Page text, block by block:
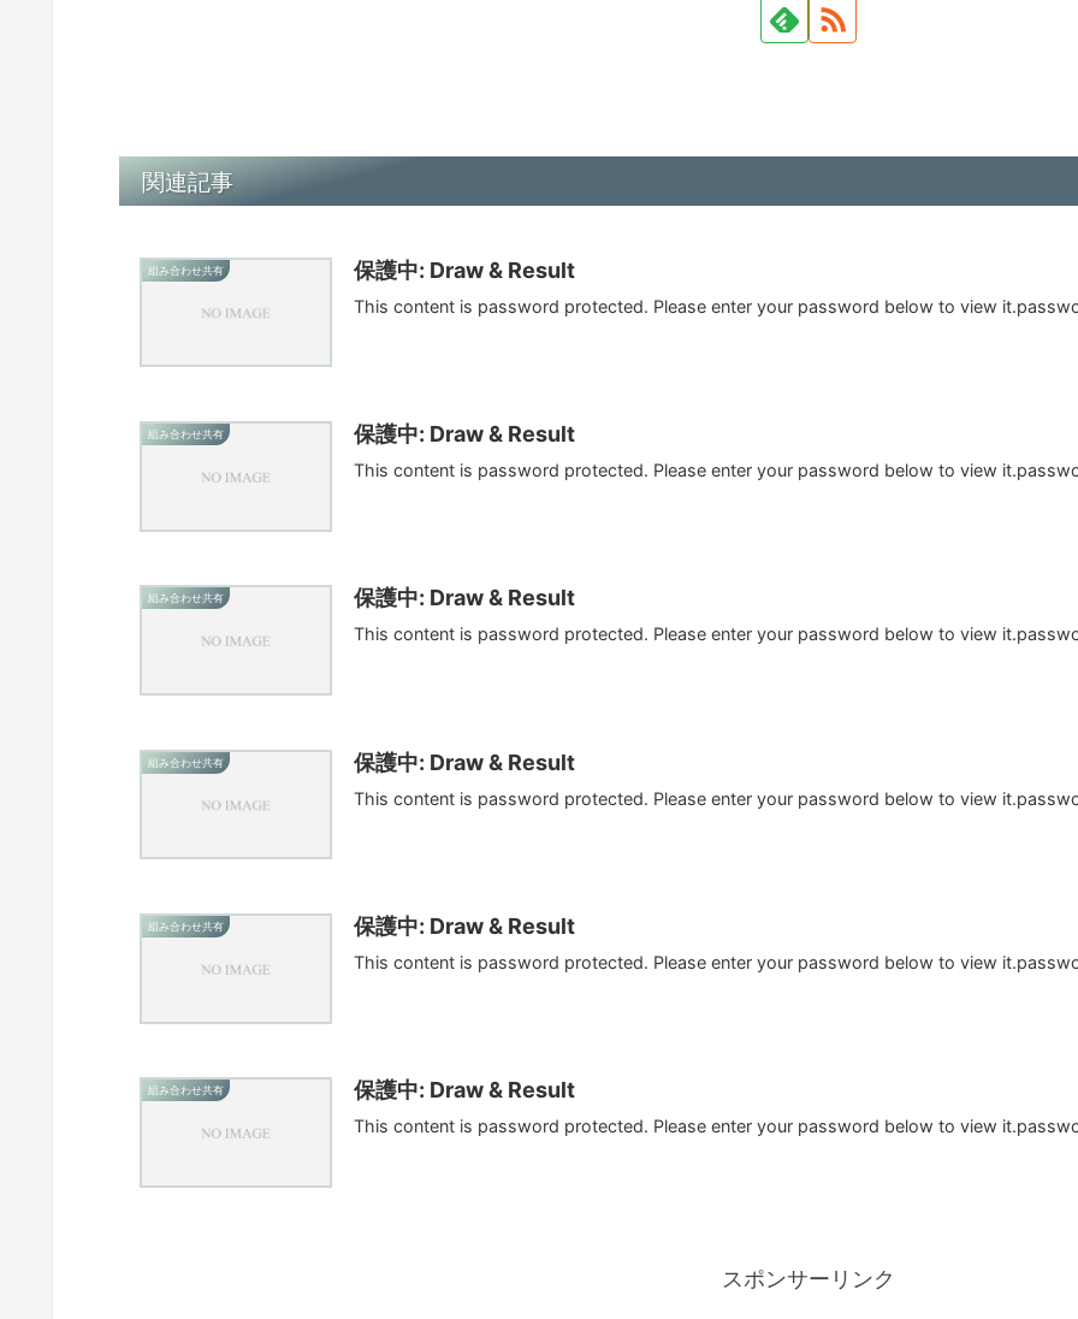
関連記事
組み合わせ共有 保護中: Draw & Result
This content is password protected. Please enter your password below to view
組み合わせ共有 保護中: Draw & Result
This content is password protected. Please enter your password below to view
組み合わせ共有 保護中: Draw & Result
This content is password protected. Please enter your password below to view
組み合わせ共有 保護中: Draw & Result
This content is password protected. Please enter your password below to view
組み合わせ共有 保護中: Draw & Result
This content is password protected. Please enter your password below to view
組み合わせ共有 保護中: Draw & Result
This content is password protected. Please enter your password below to view
スポンサーリンク